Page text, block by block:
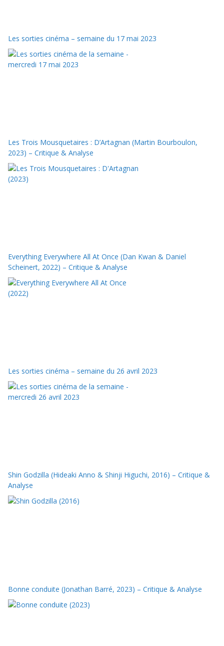
Les sorties cinéma – semaine du 17 mai 2023
Les Trois Mousquetaires : D’Artagnan (Martin Bourboulon,
2023) – Critique & Analyse
Everything Everywhere All At Once (Dan Kwan & Daniel
Scheinert, 2022) – Critique & Analyse
Les sorties cinéma – semaine du 26 avril 2023
Shin Godzilla (Hideaki Anno & Shinji Higuchi, 2016) – Critique &
Analyse
Bonne conduite (Jonathan Barré, 2023) – Critique & Analyse